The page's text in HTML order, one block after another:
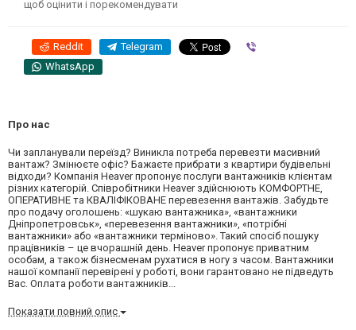
щоб оцінити і порекомендувати
Reddit Telegram
WhatsApp
Про нас
Чи запланували переїзд? Виникла потреба перевезти масивний
вантаж? Змінюєте офіс? Бажаєте прибрати з квартири будівельні
відходи? Компанія Heaver пропонує послуги вантажників клієнтам
різних категорій. Співробітники Heaver здійснюють КОМФОРТНЕ,
ОПЕРАТИВНЕ та КВАЛІФІКОВАНЕ перевезення вантажів. Забудьте
про подачу оголошень: «шукаю вантажника», «вантажники
Дніпропетровськ», «перевезення вантажники», «потрібні
вантажники» або «вантажники терміново». Такий спосіб пошуку
працівників – це вчорашній день. Heaver пропонує приватним
особам, а також бізнесменам рухатися в ногу з часом. Вантажники
нашої компанії перевірені у роботі, вони гарантовано не підведуть
Вас. Оплата роботи вантажників...
Показати повний опис